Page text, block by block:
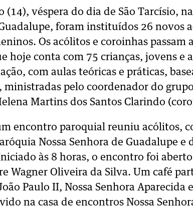
véspera do dia de São Tarcísio,
foram instituídos 26 novos
Os acólitos e coroinhas passam
hoje conta com 75 crianças, jovens e
com aulas teóricas e práticas,
ministradas pelo coordenador do
Martins dos Santos Clarindo
encontro paroquial reuniu acólitos,
Nossa Senhora de Guadalupe e
às 8 horas, o encontro foi
Wagner Oliveira da Silva. Um café
Paulo II, Nossa Senhora Aparecida
na casa de encontros Nossa